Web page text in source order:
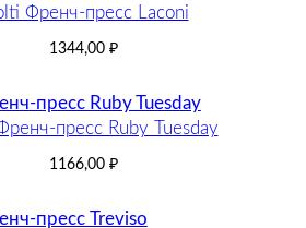
Френч-пресс Laconi
1344,00 ₽
пресс Ruby Tuesday
1166,00 ₽